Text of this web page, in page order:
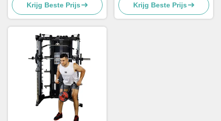
thuisgebruik
Krijg Beste Prijs
Smith Power Rack
Krijg Beste Prijs